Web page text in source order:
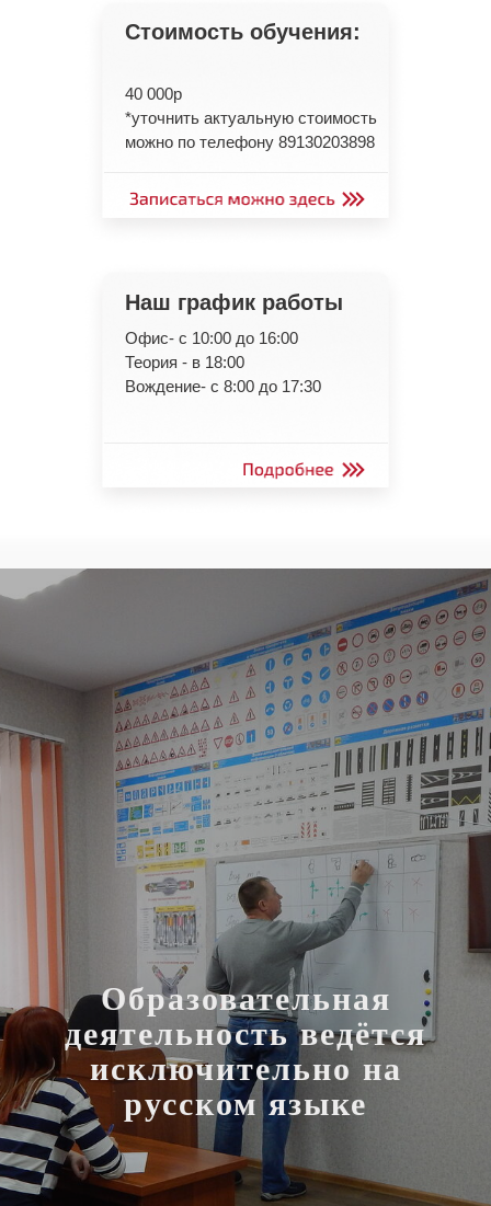
Наш график работы
Офис- с 10:00 до 16:00
Теория - в 18:00
Вождение- с 8:00 до 17:30
Стоимость обучения:
40 000р
*уточнить актуальную стоимость
можно по телефону 89130203898
Образовательная
деятельность ведётся
исключительно на
русском языке